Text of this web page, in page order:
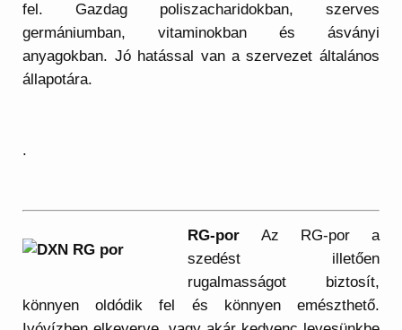
fel. Gazdag poliszacharidokban, szerves
germániumban, vitaminokban és ásványi
anyagokban. Jó hatással van a szervezet általános
állapotára.
.
RG-porAz RG-por a
szedést illetően
rugalmasságot biztosít,
könnyen oldódik fel és könnyen emészthető.